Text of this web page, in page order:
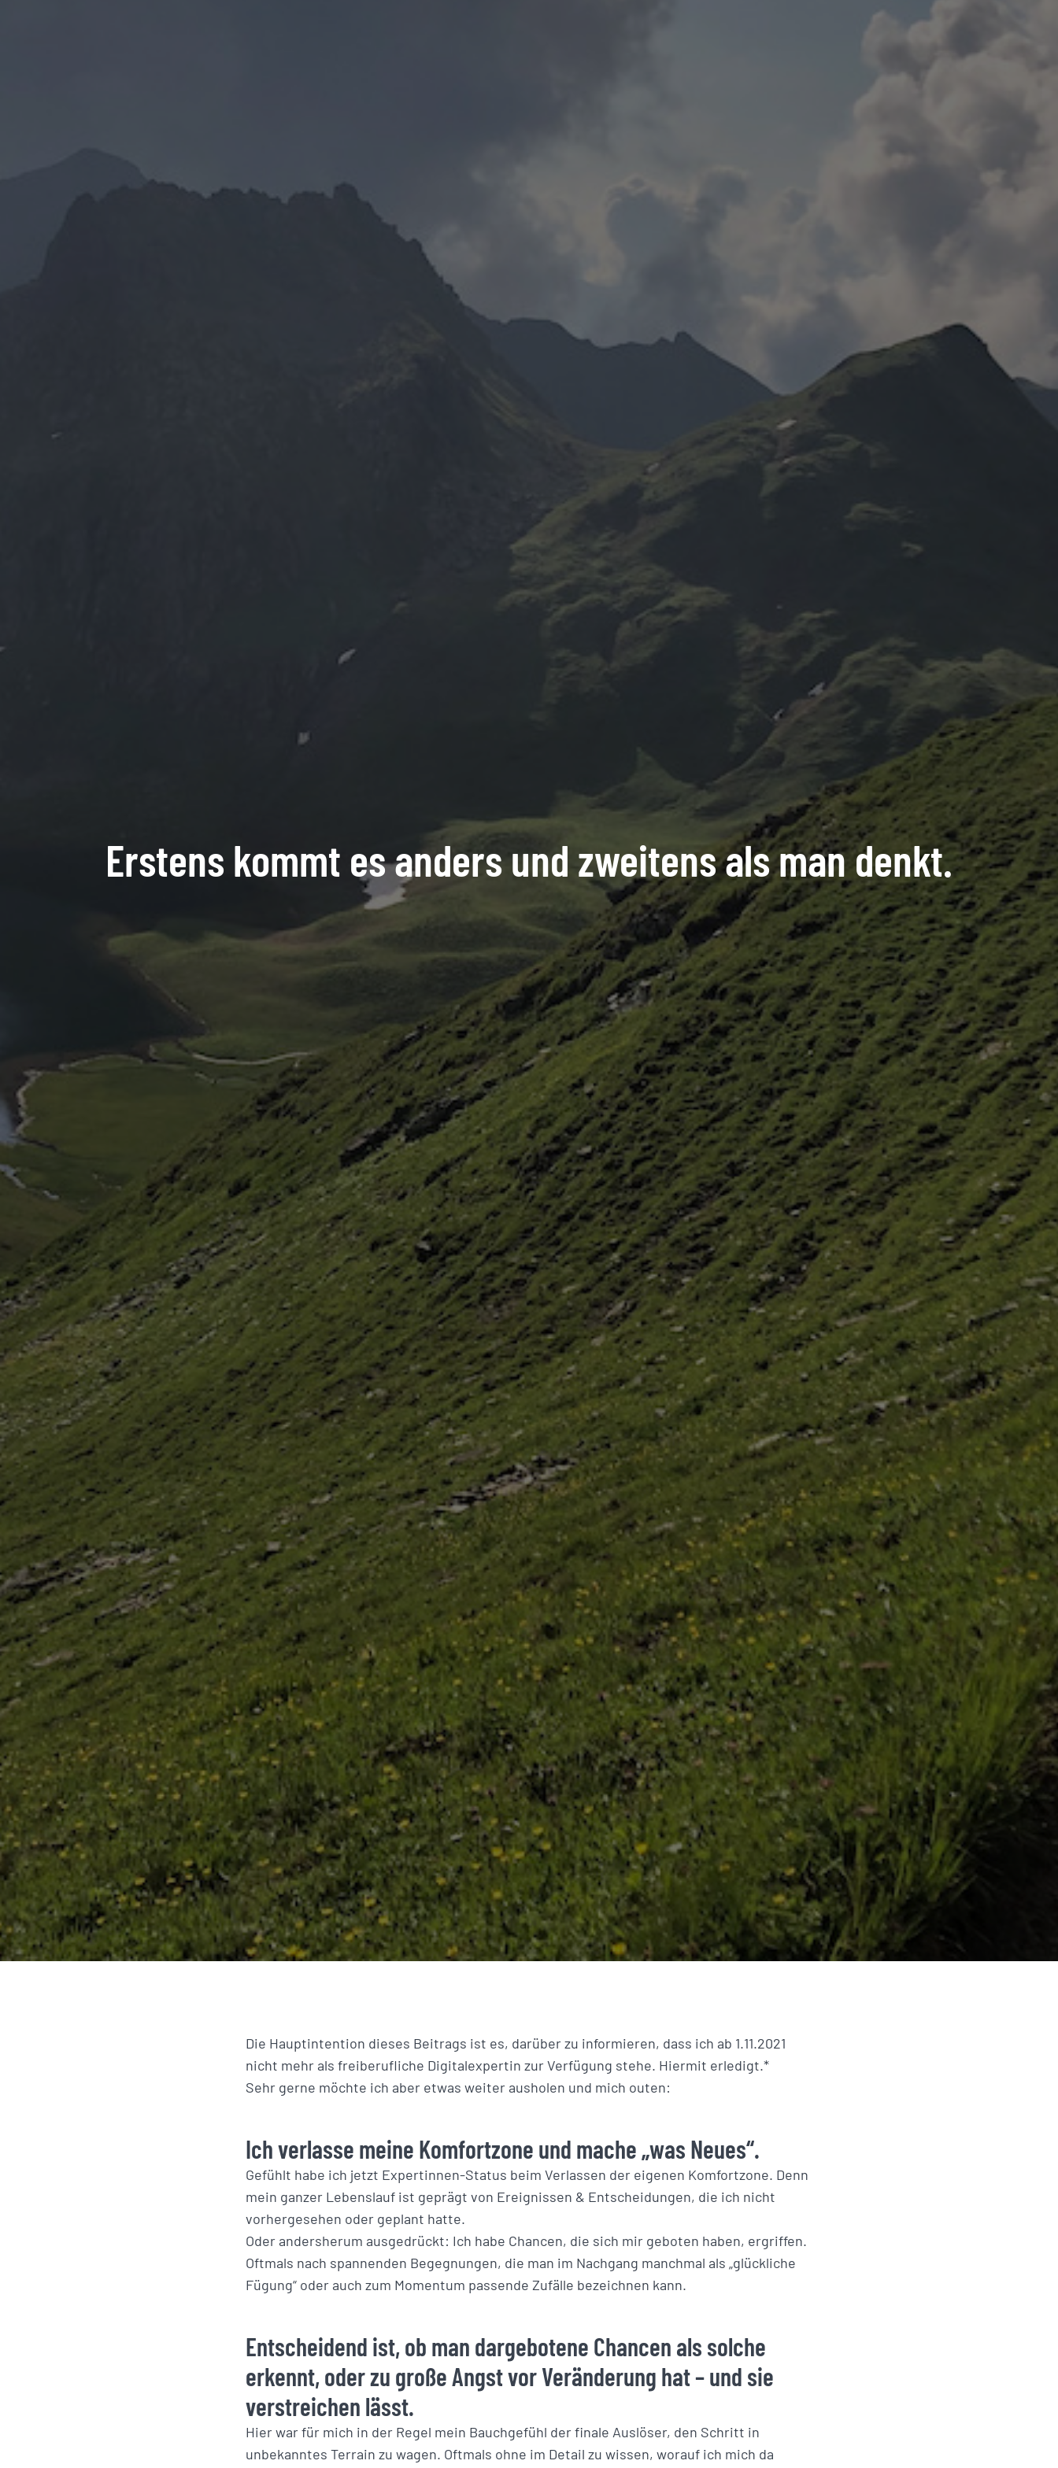
Erstens kommt es anders und zweitens als man denkt.
Die Hauptintention dieses Beitrags ist es, darüber zu informieren, dass ich ab 1.11.2021
nicht mehr als freiberufliche Digitalexpertin zur Verfügung stehe. Hiermit erledigt.*
Sehr gerne möchte ich aber etwas weiter ausholen und mich outen:
Ich verlasse meine Komfortzone und mache „was Neues“.
Gefühlt habe ich jetzt Expertinnen-Status beim Verlassen der eigenen Komfortzone. Denn
mein ganzer Lebenslauf ist geprägt von Ereignissen & Entscheidungen, die ich nicht
vorhergesehen oder geplant hatte.
Oder andersherum ausgedrückt: Ich habe Chancen, die sich mir geboten haben, ergriffen.
Oftmals nach spannenden Begegnungen, die man im Nachgang manchmal als „glückliche
Fügung“ oder auch zum Momentum passende Zufälle bezeichnen kann.
Entscheidend ist, ob man dargebotene Chancen als solche
erkennt, oder zu große Angst vor Veränderung hat – und sie
verstreichen lässt.
Hier war für mich in der Regel mein Bauchgefühl der finale Auslöser, den Schritt in
unbekanntes Terrain zu wagen. Oftmals ohne im Detail zu wissen, worauf ich mich da